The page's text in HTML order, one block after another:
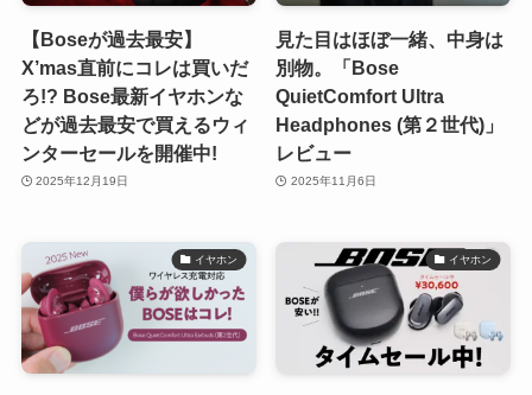
【Boseが過去最安】
X’mas直前にコレは買いだ
ろ!? Bose最新イヤホンな
どが過去最安で買えるウィ
ンターセールを開催中!
2025年12月19日
見た目はほぼ一緒、中身は
別物。「Bose
QuietComfort Ultra
Headphones (第２世代)」
レビュー
2025年11月6日
イヤホン イヤホン